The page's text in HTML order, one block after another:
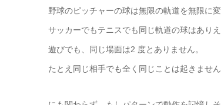
野球のピッチャーの球は無限の軌道を無限に
サッカーでもテニスでも同じ軌道の球はありえ
遊びでも、同じ場面は2 度とありません。
たとえ同じ相手でも全く同じことは起きません